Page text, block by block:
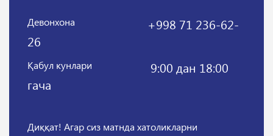
Девонхона
+998 71 236-62-
26
Қабул кунлари
9:00 дан 18:00
гача
Диққат! Агар сиз матнда хатоликларни